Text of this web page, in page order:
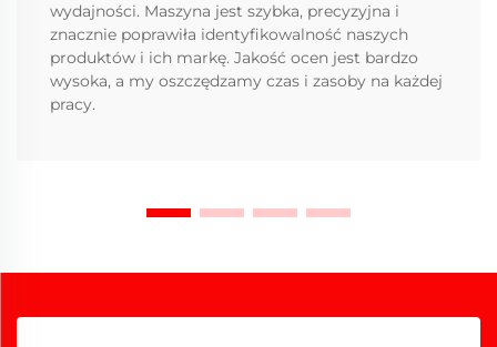
wydajności. Maszyna jest szybka, precyzyjna i
znacznie poprawiła identyfikowalność naszych
produktów i ich markę. Jakość ocen jest bardzo
wysoka, a my oszczędzamy czas i zasoby na każdej
pracy.